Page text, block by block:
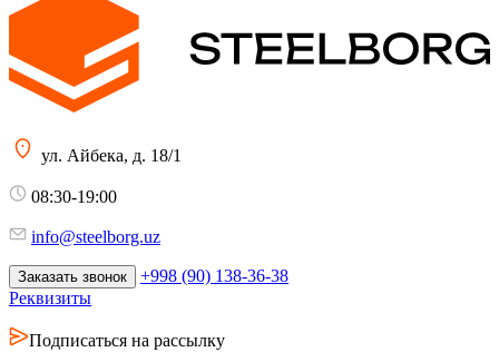
ул. Айбека, д. 18/1
08:30-19:00
info@steelborg.uz
Заказать звонок
+998 (90) 138-36-38
Реквизиты
Подписаться на рассылку